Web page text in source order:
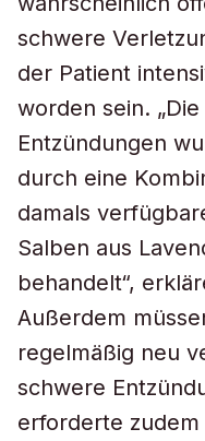
schwere
der Patient
worden sein.
Entzündungen
durch eine
damals
Salben aus
behandelt“,
Außerdem
regelmäßig neu
schwere
erforderte